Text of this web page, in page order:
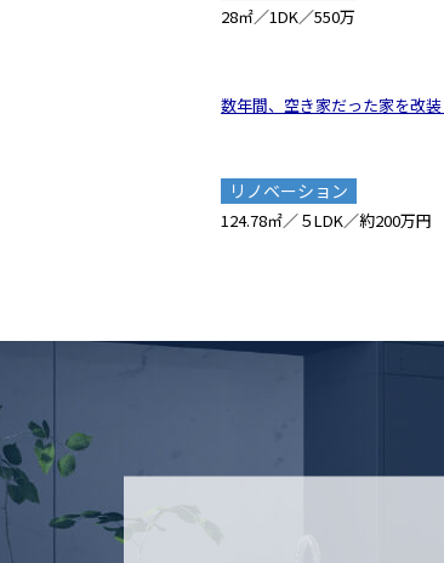
28㎡／1DK／550万
数年間、空き家だった家を改
リノベーション
124.78㎡／５LDK／約200万円